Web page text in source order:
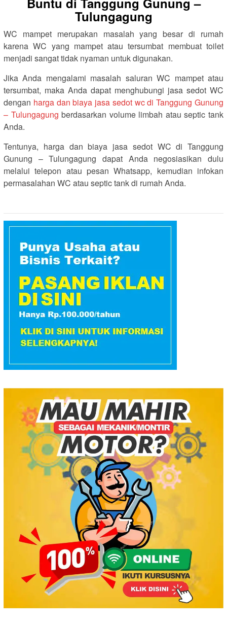
Tulungagung
WC mampet merupakan masalah yang besar di rumah
karena WC yang mampet atau tersumbat membuat toilet
menjadi sangat tidak nyaman untuk digunakan.
Jika Anda mengalami masalah saluran WC mampet atau
tersumbat, maka Anda dapat menghubungi jasa sedot WC
dengan harga dan biaya jasa sedot wc di Tanggung Gunung
– Tulungagung berdasarkan volume limbah atau septic tank
Anda.
Tentunya, harga dan biaya jasa sedot WC di Tanggung
Gunung – Tulungagung dapat Anda negosiasikan dulu
melalui telepon atau pesan Whatsapp, kemudian infokan
permasalahan WC atau septic tank di rumah Anda.